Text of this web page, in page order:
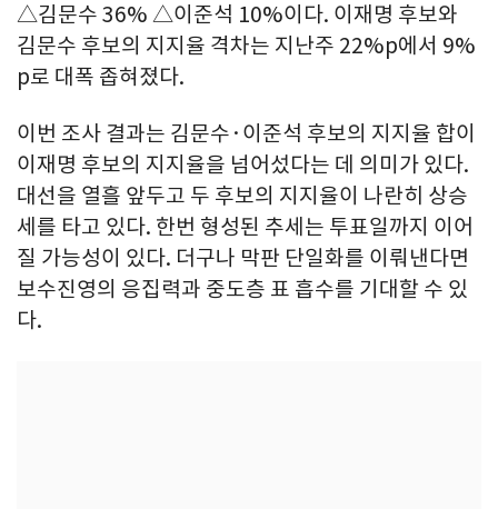
△김문수 36% △이준석 10%이다. 이재명 후보와
김문수 후보의 지지율 격차는 지난주 22%p에서 9%
p로 대폭 좁혀졌다.
이번 조사 결과는 김문수·이준석 후보의 지지율 합이
이재명 후보의 지지율을 넘어섰다는 데 의미가 있다.
대선을 열흘 앞두고 두 후보의 지지율이 나란히 상승
세를 타고 있다. 한번 형성된 추세는 투표일까지 이어
질 가능성이 있다. 더구나 막판 단일화를 이뤄낸다면
보수진영의 응집력과 중도층 표 흡수를 기대할 수 있
다.